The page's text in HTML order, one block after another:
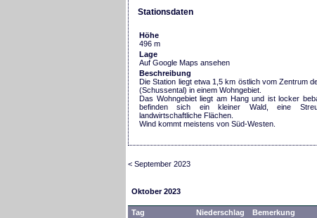
Stationsdaten
Höhe
496 m
Lage
Auf Google Maps ansehen
Beschreibung
Die Station liegt etwa 1,5 km östlich vom Zentrum
(Schussental) in einem Wohngebiet.
Das Wohngebiet liegt am Hang und ist locker
befinden sich ein kleiner Wald, eine
landwirtschaftliche Flächen.
Wind kommt meistens von Süd-Westen.
< September 2023
Oktober 2023
Tag Niederschlag Bemerkung